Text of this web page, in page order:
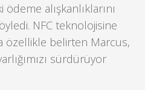
alışkanlıklarını
NFC teknolojisine
özellikle belirten Marcus,
sürdürüyor